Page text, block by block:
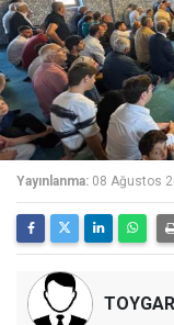
Yayınlanma: 08 Ağustos